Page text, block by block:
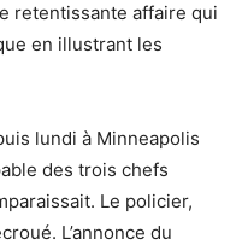
retentissante affaire qui
en illustrant les
lundi à Minneapolis
des trois chefs
Le policier,
L’annonce du